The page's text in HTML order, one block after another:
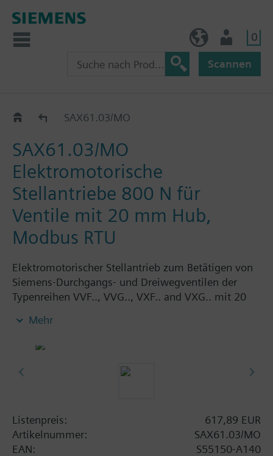
0
Scannen
SAX.. SAX61.03/MO
SAX61.03/MO
Elektromotorische
Stellantriebe 800 N für
Ventile mit 20 mm Hub,
Modbus RTU
Elektromotorischer Stellantrieb zum Betätigen von
Siemens-Durchgangs- und Dreiwegventilen der
Typenreihen VVF.., VVG.., VXF.. and VXG.. mit 20
Heizungs-, Lüftungs- und Klimaanlagen.
Wahlweise mit Hilfsschalter, Potentiometer,
Zusatzinformation
UL approbiert
Mehr
Listenpreis:
617,89 EUR
Artikelnummer:
SAX61.03/MO
EAN:
S55150-A140